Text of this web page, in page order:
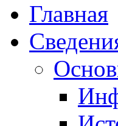
Главная